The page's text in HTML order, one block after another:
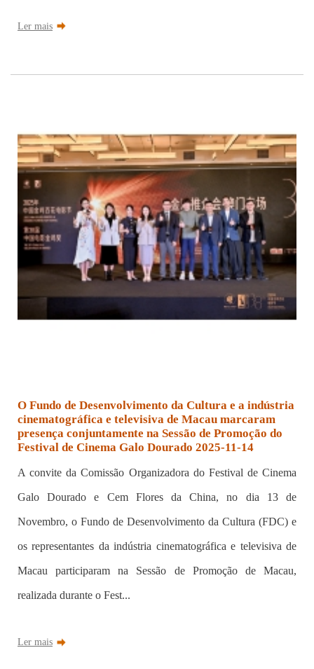
Ler mais
O Fundo de Desenvolvimento da Cultura e a indústria
cinematográfica e televisiva de Macau marcaram
presença conjuntamente na Sessão de Promoção do
Festival de Cinema Galo Dourado 2025-11-14
A convite da Comissão Organizadora do Festival de Cinema
Galo Dourado e Cem Flores da China, no dia 13 de
Novembro, o Fundo de Desenvolvimento da Cultura (FDC) e
os representantes da indústria cinematográfica e televisiva de
Macau participaram na Sessão de Promoção de Macau,
realizada durante o Fest...
Ler mais